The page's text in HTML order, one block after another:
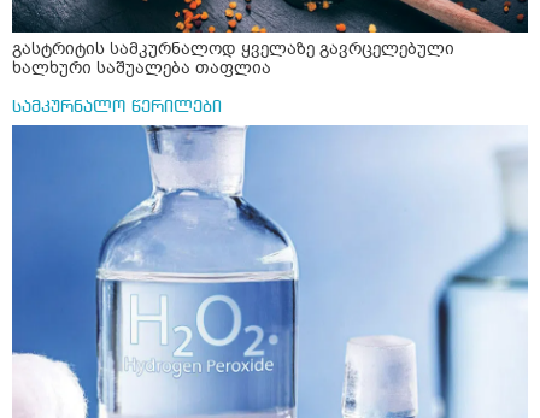
გასტრიტის სამკურნალოდ ყველაზე გავრცელებული
ხალხური საშუალება თაფლია
სამკურნალო წერილები